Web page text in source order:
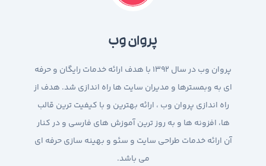
پروان وب
پروان وب در سال 1392 با هدف ارائه خدمات رایگان و حرفه
ای به وبمسترها و مدیران سایت ها راه اندازی شد. هدف از
راه اندازی پروان وب ، ارائه بهترین و با کیفیت ترین قالب
ها، افزونه ها و به روز ترین آموزش های فارسی و در کنار
آن ارائه خدمات طراحی سایت و سئو و بهینه سازی حرفه ای
می باشد.